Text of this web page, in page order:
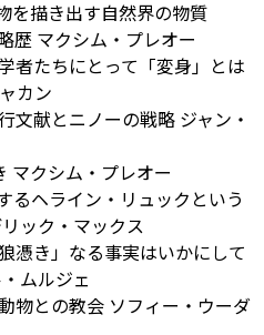
を描き出す自然界の物質
歴 マクシム・プレオー
者たちにとって「変身」とは
カン
文献とニノーの戦略 ジャン・
マクシム・プレオー
るヘライン・リュックという
ック・マックス
憑き」なる事実はいかにして
ムルジェ
物との教会 ソフィー・ウーダ